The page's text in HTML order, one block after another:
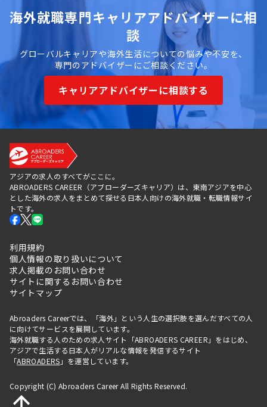
海外就職専門キャリアアドバイザーに相
談
グローバルキャリアや海外生活についての悩みや不安を、
専門のアドバイザーにご相談ください。
キャリアアドバイザーに相談する
アジアの求人のすべてがここに。
ABROADERS CAREER（アブローダーズキャリア）は、東南アジアを中心
とした海外の求人をまとめて探せる日本人向けの海外就職・転職情報サイ
トです。
利用規約
個人情報の取り扱いについて
求人掲載のお問い合わせ
サイトに関するお問い合わせ
サイトマップ
Abroaders Careerでは、「海外」という人生の選択肢を選んだすべての人
に向けてサービスを展開しています。
海外就職する人のための求人サイト「ABROADERS CAREER」をはじめ、
アジアで生活する日本人がリアルな情報を発信するサイト
「ABROADERS 」を運営しています。
Copyright (C) Abroaders Career All Rights Reserved.